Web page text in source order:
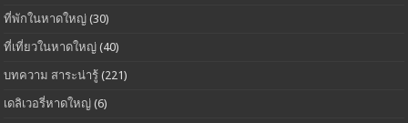
ที่พักในหาดใหญ่ (30)
ที่เที่ยวในหาดใหญ่ (40)
บทความ สาระน่ารู้ (221)
เดลิเวอรี่หาดใหญ่ (6)